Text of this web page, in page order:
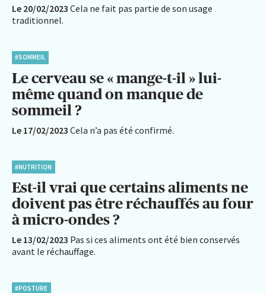
Le 20/02/2023 Cela ne fait pas partie de son usage
traditionnel.
#SOMMEIL
Le cerveau se « mange-t-il » lui-
même quand on manque de
sommeil ?
Le 17/02/2023 Cela n’a pas été confirmé.
#NUTRITION
Est-il vrai que certains aliments ne
doivent pas être réchauffés au four
à micro-ondes ?
Le 13/02/2023 Pas si ces aliments ont été bien conservés
avant le réchauffage.
#POSTURE